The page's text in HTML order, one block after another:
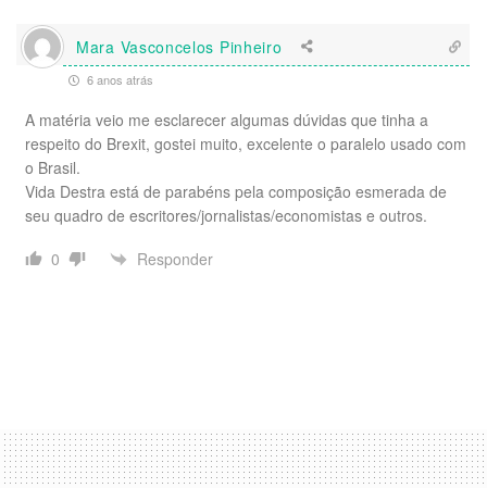
Mara Vasconcelos Pinheiro
6 anos atrás
A matéria veio me esclarecer algumas dúvidas que tinha a
respeito do Brexit, gostei muito, excelente o paralelo usado com
o Brasil.
Vida Destra está de parabéns pela composição esmerada de
seu quadro de escritores/jornalistas/economistas e outros.
0
Responder